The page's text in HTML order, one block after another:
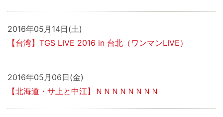
2016年05月14日(土)
【台湾】TGS LIVE 2016 in 台北（ワンマンLIVE）
2016年05月06日(金)
【北海道・サ上と中江】ＮＮＮＮＮＮＮＮ